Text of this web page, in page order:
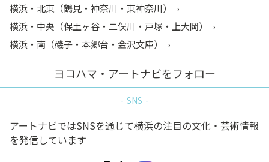
横浜・北東（鶴見・神奈川・東神奈川）
横浜・中央（保土ヶ谷・二俣川・戸塚・上大岡）
横浜・南（磯子・本郷台・金沢文庫）
ヨコハマ・アートナビをフォロー
SNS
アートナビではSNSを通じて横浜の注目の文化・芸術情報
を発信しています